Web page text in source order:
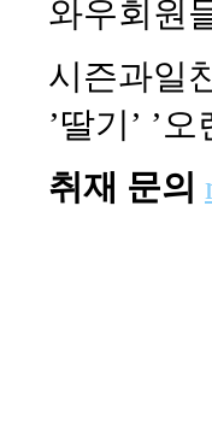
와우회원
시즌과일
’딸기’ ’
취재 문의